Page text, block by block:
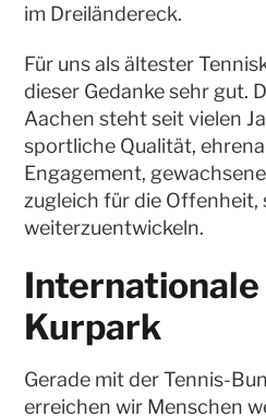
im Dreiländereck.
Für uns als ältester
dieser Gedanke sehr gut.
Aachen steht seit vielen
sportliche Qualität,
Engagement,
zugleich für die Offenheit,
weiterzuentwickeln.
Internationale
Kurpark
Gerade mit der Tennis-
erreichen wir Menschen